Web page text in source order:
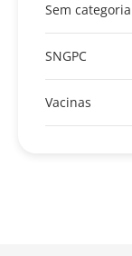
Sem categoria
SNGPC
Vacinas